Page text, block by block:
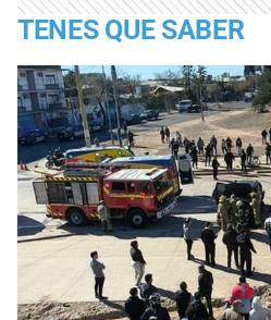
TENES QUE SABER